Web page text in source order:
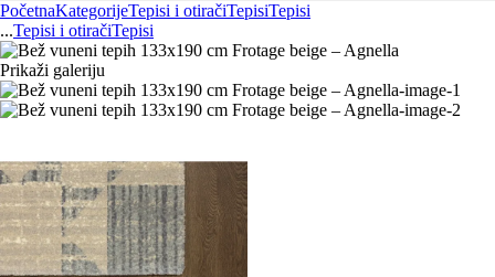
PočetnaKategorijeTepisi i otiračiTepisiTepisi
...Tepisi i otiračiTepisi
Prikaži galeriju